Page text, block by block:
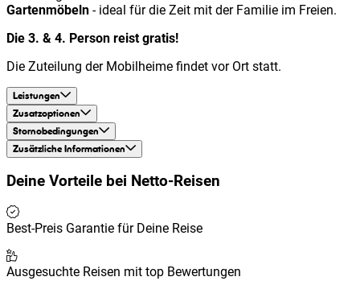
Gartenmöbeln - ideal für die Zeit mit der Familie im Freien.
Die 3. & 4. Person reist gratis!
Die Zuteilung der Mobilheime findet vor Ort statt.
Leistungen
Zusatzoptionen
Stornobedingungen
Zusätzliche Informationen
Deine Vorteile bei Netto-Reisen
Best-Preis Garantie für Deine Reise
Ausgesuchte Reisen mit top Bewertungen